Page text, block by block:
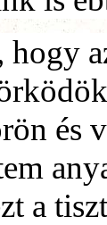
hogy
és
a